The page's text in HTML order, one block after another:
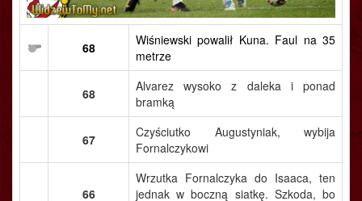
68
Wiśniewski powalił Kuna. Faul na 35
metrze
68
Alvarez wysoko z daleka i ponad
bramką
67
Czyściutko Augustyniak, wybija
Fornalczykowi
66
Wrzutka Fornalczyka do Isaaca, ten
jednak w boczną siatkę. Szkoda, bo